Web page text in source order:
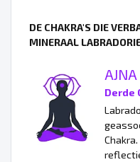
DE CHAKRA'S DIE
MINERAAL
AJNA
Derde